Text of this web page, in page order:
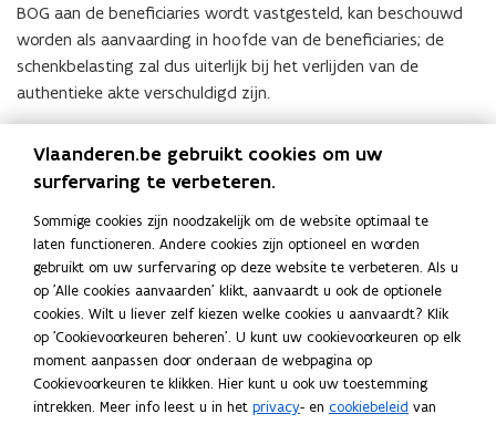
BOG aan de beneficiaries wordt vastgesteld, kan beschouwd
worden als aanvaarding in hoofde van de beneficiaries; de
schenkbelasting zal dus uiterlijk bij het verlijden van de
authentieke akte verschuldigd zijn.
2. Verkooprecht?
In uitzonderlijke gevallen kan er in de verhouding tussen settlor
en beneficiary toch besloten worden tot de heffing van het
verkooprecht in plaats van schenkbelasting.
Historische versies
Hieronder vindt u een overzicht van de historische versies van
dit standpunt:
Inbreng van een in België gelegen onroerend
Vlaanderen.be gebruikt cookies om uw
surfervaring te verbeteren.
Sommige cookies zijn noodzakelijk om de website optimaal te
laten functioneren. Andere cookies zijn optioneel en worden
gebruikt om uw surfervaring op deze website te verbeteren. Als u
op 'Alle cookies aanvaarden' klikt, aanvaardt u ook de optionele
cookies. Wilt u liever zelf kiezen welke cookies u aanvaardt? Klik
op 'Cookievoorkeuren beheren'. U kunt uw cookievoorkeuren op elk
moment aanpassen door onderaan de webpagina op
Cookievoorkeuren te klikken. Hier kunt u ook uw toestemming
intrekken. Meer info leest u in het privacy- en cookiebeleid van